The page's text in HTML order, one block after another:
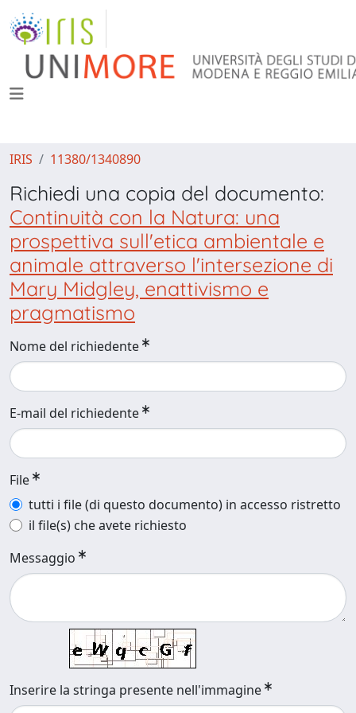
IRIS 11380/1340890
Richiedi una copia del documento:
Continuità con la Natura: una
prospettiva sull'etica ambientale e
animale attraverso l'intersezione di
Mary Midgley, enattivismo e
pragmatismo
Nome del richiedente
E-mail del richiedente
File
tutti i file (di questo documento) in accesso ristretto
il file(s) che avete richiesto
Messaggio
Inserire la stringa presente nell'immagine